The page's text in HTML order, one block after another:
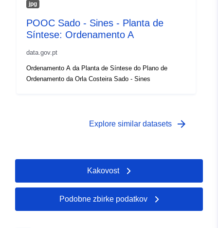
Časovna
pokritost:
- 24 September 2013
jpg
POOC Sado - Sines - Planta de
Síntese: Ordenamento A
data.gov.pt
Ordenamento A da Planta de Síntese do Plano de
Ordenamento da Orla Costeira Sado - Sines
Explore similar datasets arrow_forward
Kakovost
Podobne zbirke podatkov